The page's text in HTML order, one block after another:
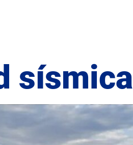
sísmica